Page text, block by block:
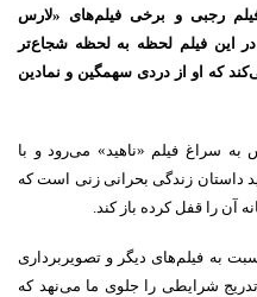
رجبی و برخی فیلم‌های «لارس
این فیلم لحظه به لحظه شجاع‌تر
که او از دردی سهمگین و نمادین
به سراغ فیلم «ناهید» می‌رود و با
داستان زندگی بحرانی زنی است که
را قفل کرده باز کند.
به فیلم‌های دیگر و تصویربرداری
شرایطی را جلوی ما می‌نهد که